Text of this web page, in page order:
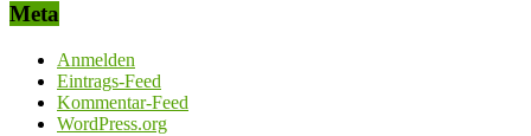
Meta
Anmelden
Eintrags-Feed
Kommentar-Feed
WordPress.org